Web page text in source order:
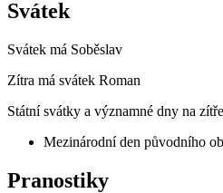
Svátek
Svátek má Soběslav
Zítra má svátek Roman
Státní svátky a významné dny na
Mezinárodní den původního
Pranostiky